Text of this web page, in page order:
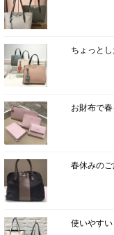
ちょっと
お財布で
春休みの
使いやす